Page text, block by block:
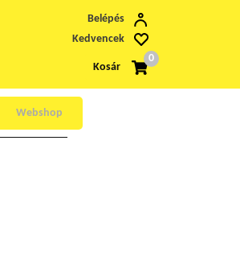
Belépés
Kedvencek
Kosár
0
Webshop